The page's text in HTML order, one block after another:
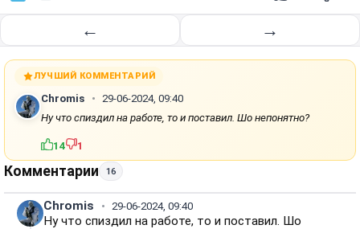
← →
ЛУЧШИЙ КОММЕНТАРИЙ
Chromis
29-06-2024, 09:40
Ну что спиздил на работе, то и поставил. Шо непонятно?
14 1
Комментарии 16
Chromis 29-06-2024, 09:40
Ну что спиздил на работе, то и поставил. Шо